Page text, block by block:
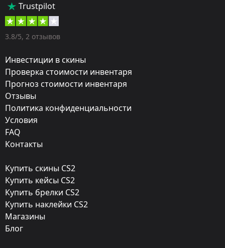
Skogen
Художник:
Обновление:
Most Valuable Kits
Мастерская:
Посмотреть
Класс
Trustpilot
3.8/5, 2 отзывов
Инвестиции в скины
Проверка стоимости инвентаря
Прогноз стоимости инвентаря
Отзывы
Политика конфиденциальности
Условия
FAQ
Контакты
Купить скины CS2
Купить кейсы CS2
Купить брелки CS2
Купить наклейки CS2
Магазины
Блог